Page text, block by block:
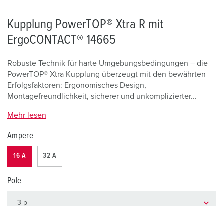
Kupplung PowerTOP® Xtra R mit
ErgoCONTACT® 14665
Robuste Technik für harte Umgebungsbedingungen – die
PowerTOP® Xtra Kupplung überzeugt mit den bewährten
Erfolgsfaktoren: Ergonomisches Design,
Montagefreundlichkeit, sicherer und unkomplizierter...
Mehr lesen
Ampere
16 A 32 A
Pole